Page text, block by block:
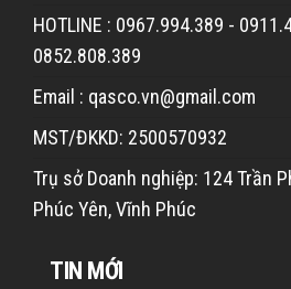
HOTLINE : 0967.994.389 -
0852.808.389
Email : qasco.vn@gmail.com
MST/ĐKKD: 2500570932
Trụ sở Doanh nghiệp: 124 Trần
Phúc Yên, Vĩnh Phúc
TIN MỚI